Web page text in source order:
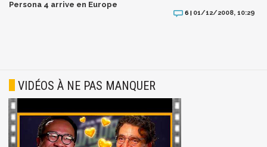
Persona 4 arrive en Europe
6 | 01/12/2008, 10:29
VIDÉOS À NE PAS MANQUER